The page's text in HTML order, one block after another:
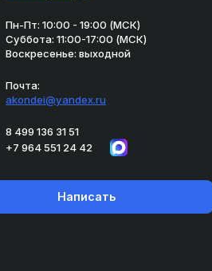
Пн-Пт: 10:00 - 19:00 (МСК)
Суббота: 11:00-17:00 (МСК)
Воскресенье: выходной
Почта:
akondei@yandex.ru
8 499 136 31 51
+7 964 551 24 42
Написать